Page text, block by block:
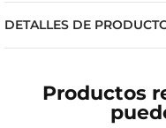
DETALLES DE
Productos